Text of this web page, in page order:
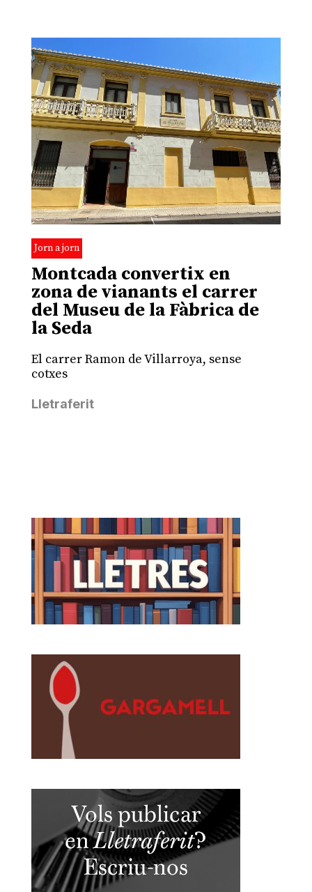
Jorn a jorn
Montcada convertix en
zona de vianants el carrer
del Museu de la Fàbrica de
la Seda
El carrer Ramon de Villarroya, sense
cotxes
Lletraferit